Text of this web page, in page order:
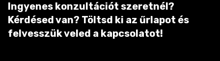
Ingyenes konzultációt szeretnél?
Kérdésed van? Töltsd ki az űrlapot és
felvesszük veled a kapcsolatot!